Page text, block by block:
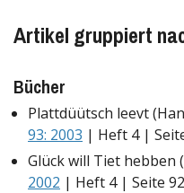
Artikel gruppiert
Bücher
Plattdüütsch leevt
93: 2003 | Heft 4 |
Glück will Tiet hebben
2002 | Heft 4 | Seite 92